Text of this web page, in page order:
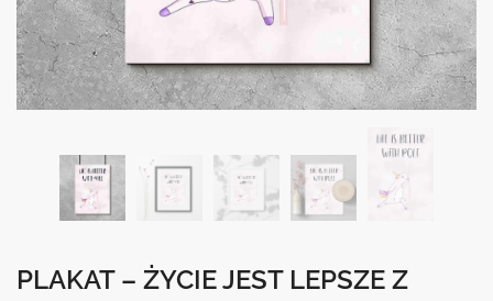
PLAKAT – ŻYCIE JEST LEPSZE Z